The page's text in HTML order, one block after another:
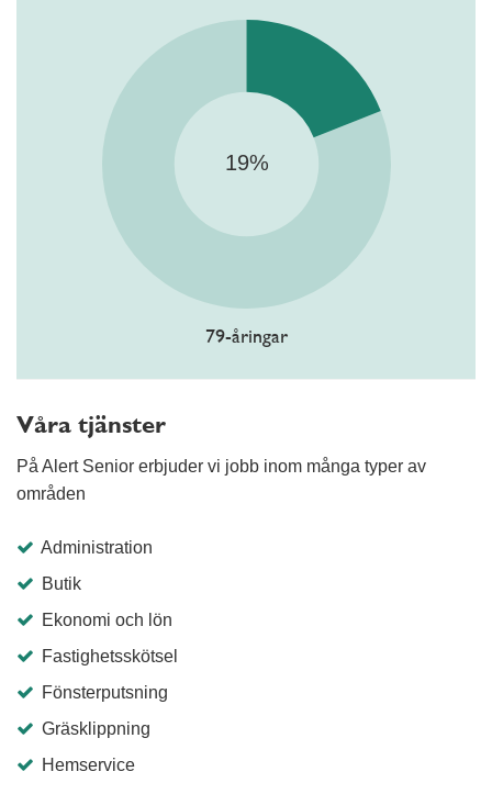
79-åringar
Våra tjänster
På Alert Senior erbjuder vi jobb inom många typer av
områden
Administration
Butik
Ekonomi och lön
Fastighetsskötsel
Fönsterputsning
Gräsklippning
Hemservice